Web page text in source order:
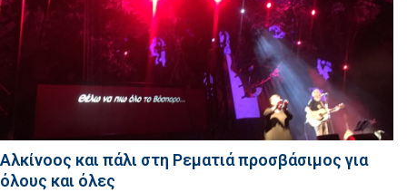
Αλκίνοος και πάλι στη Ρεματιά προσβάσιμος για
όλους και όλες